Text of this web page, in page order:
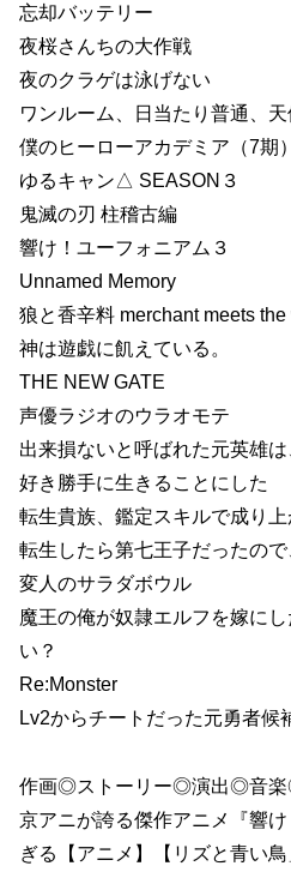
忘却バッテリー
夜桜さんちの大作戦
夜のクラゲは泳げない
ワンルーム、日当たり普通、天
僕のヒーローアカデミア（7期）
ゆるキャン△ SEASON３
鬼滅の刃 柱稽古編
響け！ユーフォニアム３
Unnamed Memory
狼と香辛料 merchant meets
神は遊戯に飢えている。
THE NEW GATE
声優ラジオのウラオモテ
出来損ないと呼ばれた元英雄
好き勝手に生きることにした
転生貴族、鑑定スキルで成り上
転生したら第七王子だったの
変人のサラダボウル
魔王の俺が奴隷エルフを嫁に
い？
Re:Monster
Lv2からチートだった元勇者候
作画◎ストーリー◎演出◎音楽
京アニが誇る傑作アニメ『響
ぎる【アニメ】【リズと青い鳥